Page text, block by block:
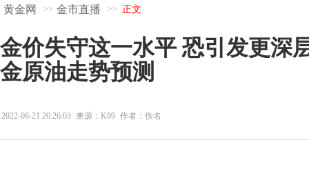
黄金网 >> 金市直播 >> 正文
金价失守这一水平 恐引发更深
金原油走势预测
2022-06-21 20:26:03 来源：K99 作者：佚名